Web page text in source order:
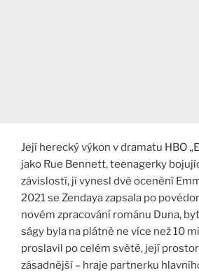
Její herecký výkon v dramatu HBO
jako Rue Bennett, teenagerky
závislostí, jí vynesl dvě ocenění
2021 se Zendaya zapsala po
novém zpracování románu Duna,
ságy byla na plátně ne více než 10
proslavil po celém světě, její
zásadnější – hraje partnerku